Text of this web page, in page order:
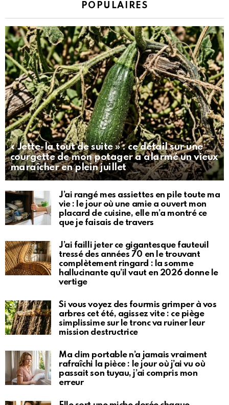
POPULAIRES
« Jette-la tout de suite » : ce détail sur une
courgette de mon potager a alarmé un vieux
maraîcher en plein juillet
J’ai rangé mes assiettes en pile toute ma
vie : le jour où une amie a ouvert mon
placard de cuisine, elle m’a montré ce
que je faisais de travers
J’ai failli jeter ce gigantesque fauteuil
tressé des années 70 en le trouvant
complètement ringard : la somme
hallucinante qu’il vaut en 2026 donne le
vertige
Si vous voyez des fourmis grimper à vos
arbres cet été, agissez vite : ce piège
simplissime sur le tronc va ruiner leur
mission destructrice
Ma clim portable n’a jamais vraiment
rafraîchi la pièce : le jour où j’ai vu où
passait son tuyau, j’ai compris mon
erreur